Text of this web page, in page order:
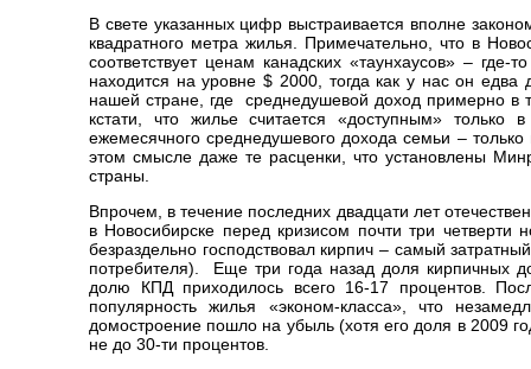
В свете указанных цифр выстраивается вполне
квадратного метра жилья. Примечательно, что в
соответствует ценам канадских «таунхаусов» –
находится на уровне $ 2000, тогда как у нас он
нашей стране, где среднедушевой доход примерно
кстати, что жилье считается «доступным»
ежемесячного среднедушевого дохода семьи –
этом смысле даже те расценки, что установлены
страны.
Впрочем, в течение последних двадцати лет
в Новосибирске перед кризисом почти три четверти
безраздельно господствовал кирпич – самый
потребителя). Еще три года назад доля кирпичных
долю КПД приходилось всего 16-17 процентов.
популярность жилья «эконом-класса», что
домостроение пошло на убыль (хотя его доля в 2009
не до 30-ти процентов.